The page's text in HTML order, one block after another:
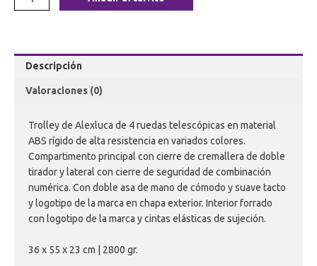
Descripción
Valoraciones (0)
Trolley de Alexluca de 4 ruedas telescópicas en material
ABS rígido de alta resistencia en variados colores.
Compartimento principal con cierre de cremallera de doble
tirador y lateral con cierre de seguridad de combinación
numérica. Con doble asa de mano de cómodo y suave tacto
y logotipo de la marca en chapa exterior. Interior forrado
con logotipo de la marca y cintas elásticas de sujeción.
36 x 55 x 23 cm | 2800 gr.